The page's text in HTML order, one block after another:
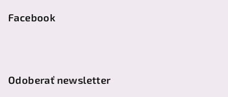
Facebook
Odoberať newsletter